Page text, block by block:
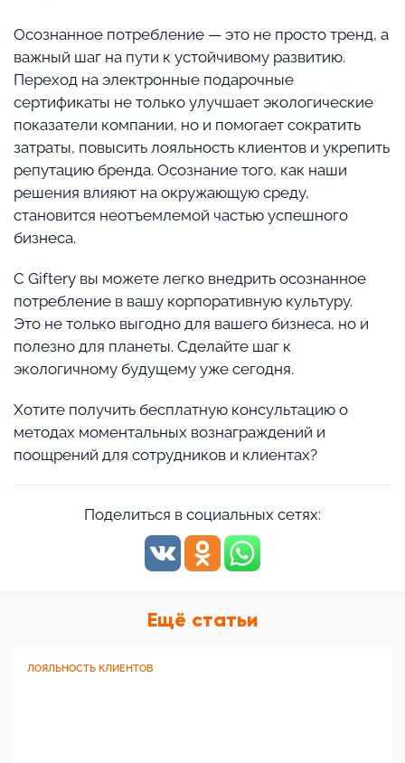
Осознанное потребление — это не просто тренд, а
важный шаг на пути к устойчивому развитию.
Переход на электронные подарочные
сертификаты не только улучшает экологические
показатели компании, но и помогает сократить
затраты, повысить лояльность клиентов и укрепить
репутацию бренда. Осознание того, как наши
решения влияют на окружающую среду,
становится неотъемлемой частью успешного
бизнеса.
С Giftery вы можете легко внедрить осознанное
потребление в вашу корпоративную культуру.
Это не только выгодно для вашего бизнеса, но и
полезно для планеты. Сделайте шаг к
экологичному будущему уже сегодня.
Хотите получить бесплатную консультацию о
методах моментальных вознаграждений и
поощрений для сотрудников и клиентах?
Поделиться в социальных сетях:
Ещё статьи
ЛОЯЛЬНОСТЬ КЛИЕНТОВ